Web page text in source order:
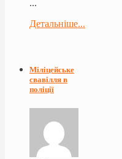
...
Детальніше...
Міліцейське
свавілля в
поліції